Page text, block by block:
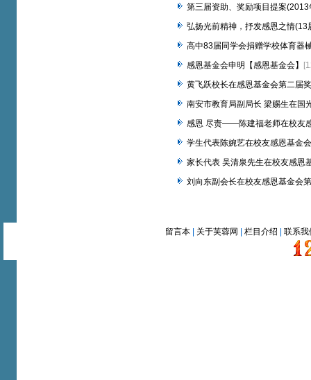
第三届资助、奖励项目提案
弘扬光前精神，抒发感恩之情
高中83届同学会捐赠学校体育器
感恩基金会申明【感恩基金会】
黄飞跃校长在感恩基金会第二届
南安市教育局副局长 梁赐生在国
感恩 尽责——陈建福老师在校友
学生代表陈婉艺在校友感恩基金
家长代表 吴清泉先生在校友感恩
刘向东副会长在校友感恩基金会
留言本| 关于芙蓉网 栏目介绍 联系我